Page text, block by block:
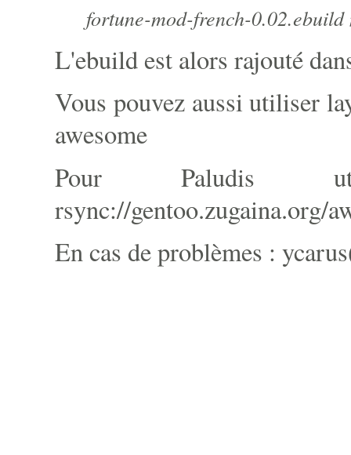
fortune-mod-french-0.02.ebuild
L'ebuild est alors rajouté
Vous pouvez aussi utiliser
awesome
Pour Paludis
rsync://gentoo.zugaina.org/
En cas de problèmes :